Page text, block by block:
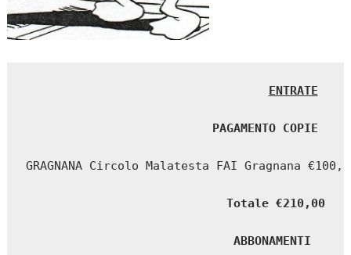
ENTRATE
PAGAMENTO COPIE
GRAGNANA Circolo Malatesta FAI Gragnana
Totale €210,00
ABBONAMENTI